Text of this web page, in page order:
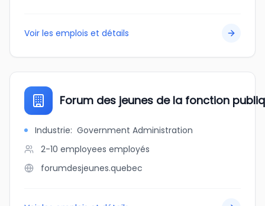
Voir les emplois et détails
Forum des jeunes de la fonction
Industrie: Government Administration
2-10 employees employés
forumdesjeunes.quebec